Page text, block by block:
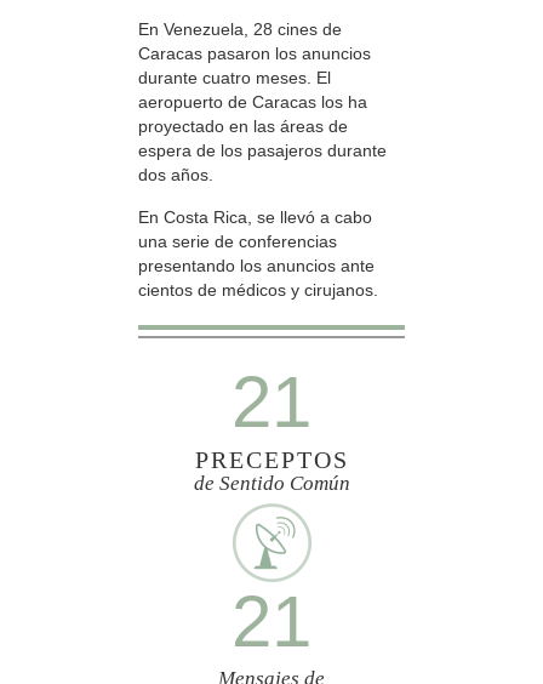
En Venezuela, 28 cines de
Caracas pasaron los anuncios
durante cuatro meses. El
aeropuerto de Caracas los ha
proyectado en las áreas de
espera de los pasajeros durante
dos años.
En Costa Rica, se llevó a cabo
una serie de conferencias
presentando los anuncios ante
cientos de médicos y cirujanos.
21
PRECEPTOS
de Sentido Común
21
Mensajes de